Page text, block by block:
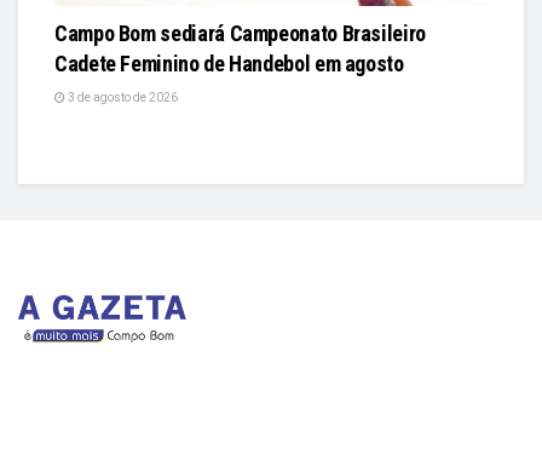
Campo Bom sediará Campeonato Brasileiro
Cadete Feminino de Handebol em agosto
3 de agosto de 2026